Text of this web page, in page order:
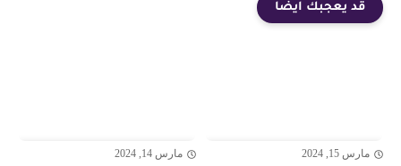
قد يعجبك ايضا
مارس 15, 2024 مارس 14, 2024